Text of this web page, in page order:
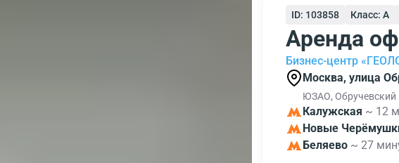
ID: 103858 Класс: A
Аренда
Бизнес-центр
Москва, улица
ЮЗАО, Обручевский
Калужская ~ 12
Новые
Беляево ~ 27